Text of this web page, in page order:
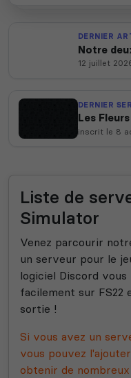
DERNIER
Notre
est en
12 juillet
DERNIER
Les
inscrit le 8
Liste de
Simulator
Venez parcourir
un serveur pour le
logiciel Discord
facilement sur FS22
sortie !
Si vous avez un
vous pouvez
obtenir de